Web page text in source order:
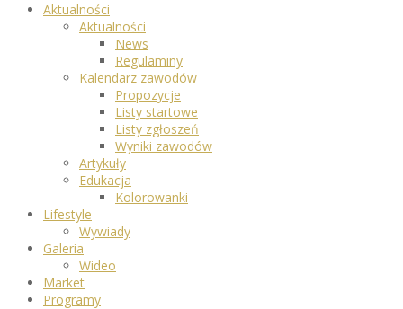
Aktualności
Aktualności
News
Regulaminy
Kalendarz zawodów
Propozycje
Listy startowe
Listy zgłoszeń
Wyniki zawodów
Artykuły
Edukacja
Kolorowanki
Lifestyle
Wywiady
Galeria
Wideo
Market
Programy